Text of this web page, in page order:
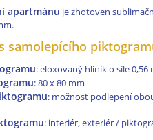
apartmánu je zhotoven
samolepícího
: eloxovaný hliník o síle 0,56
: 80 x 80 mm
: možnost podlepení
: interiér, exteriér /